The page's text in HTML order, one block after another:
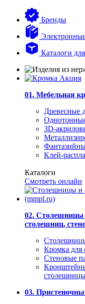
Бренды
Каталоги
01. Мебельная
Древесные
3D-
Клей-
Каталоги
Смотреть онлайн
02. Столешницы
столешниц,
Кромка для
Стеновые
03.